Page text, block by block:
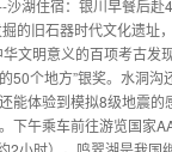
湖住宿：银川早餐后
的旧石器时代文化遗址
文明意义的百项考古发
50个地方”银奖。水洞
能体验到模拟8级地震
下午乘车前往游览国家